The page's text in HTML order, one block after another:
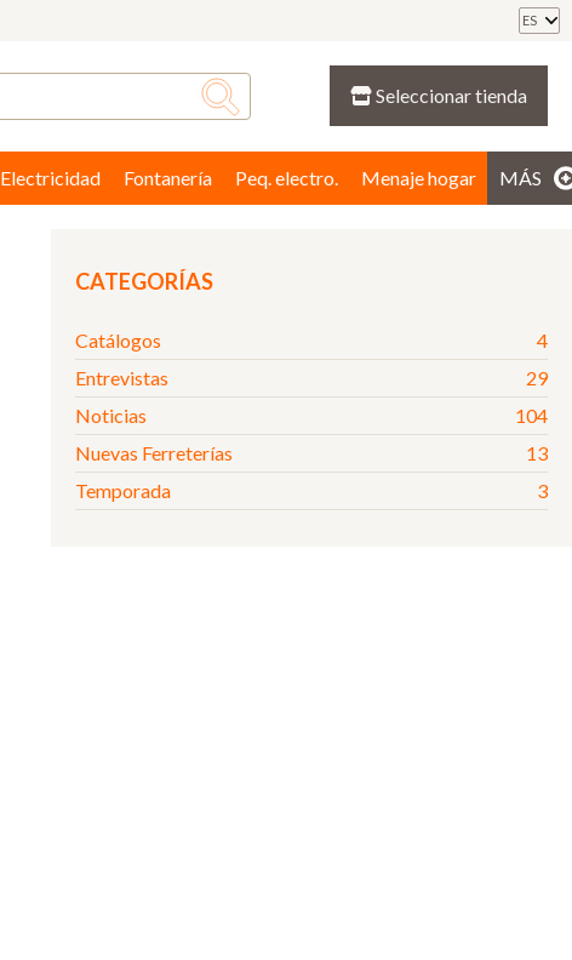
ES
Seleccionar tienda
Electricidad Fontanería Peq. electro. Menaje hogar MÁS
CATEGORÍAS
Catálogos
4
Entrevistas
29
Noticias
104
Nuevas Ferreterías
13
Temporada
3